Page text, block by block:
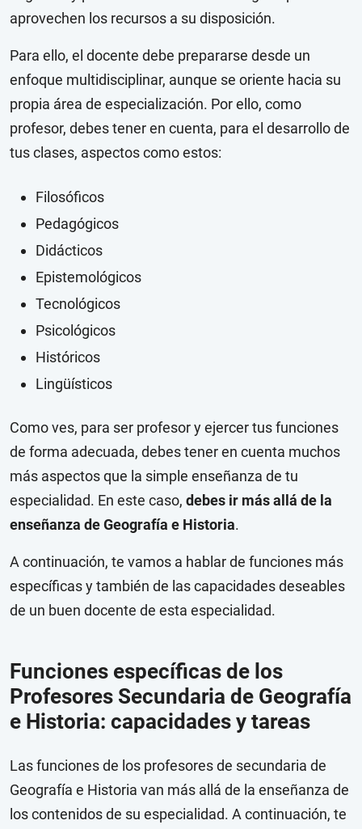
aprovechen los recursos a su disposición.
Para ello, el docente debe prepararse desde un
enfoque multidisciplinar, aunque se oriente hacia su
propia área de especialización. Por ello, como
profesor, debes tener en cuenta, para el desarrollo de
tus clases, aspectos como estos:
Filosóficos
Pedagógicos
Didácticos
Epistemológicos
Tecnológicos
Psicológicos
Históricos
Lingüísticos
Como ves, para ser profesor y ejercer tus funciones
de forma adecuada, debes tener en cuenta muchos
más aspectos que la simple enseñanza de tu
especialidad. En este caso, debes ir más allá de la
enseñanza de Geografía e Historia.
A continuación, te vamos a hablar de funciones más
específicas y también de las capacidades deseables
de un buen docente de esta especialidad.
Funciones específicas de los
Profesores Secundaria de Geografía
e Historia: capacidades y tareas
Las funciones de los profesores de secundaria de
Geografía e Historia van más allá de la enseñanza de
los contenidos de su especialidad. A continuación, te